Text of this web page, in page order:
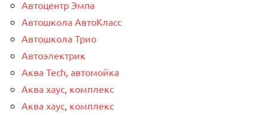
Автоцентр Эмпа
Автошкола АвтоКласс
Автошкола Трио
Автоэлектрик
Аква Tech, автомойка
Аква хаус, комплекс
Аква хаус, комплекс